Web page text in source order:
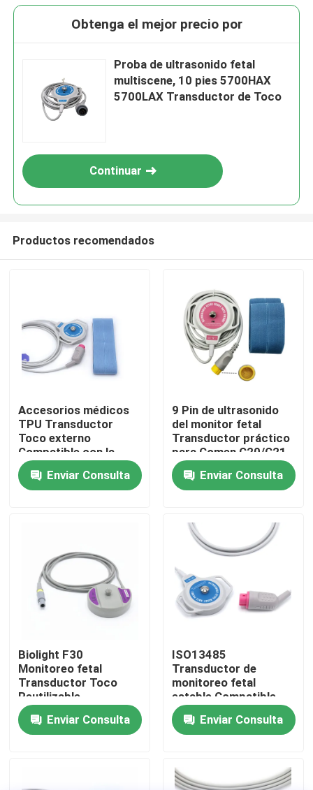
Productos
Sobre nosotros
Control de Calidad
Contacto
Solicitar una cotización
El cable del sensor Spo2
Sensor disponible SPO2
Obtenga el mejor precio por
Proba de ultrasonido fetal
multiscene, 10 pies 5700HAX
5700LAX Transductor de Toco
Continuar
Productos recomendados
Accesorios médicos
TPU Transductor
Toco externo
Compatible con la
sonda 2264HAX TOCO
Enviar Consulta
9 Pin de ultrasonido
del monitor fetal
Transductor práctico
para Comen C20/C21
Enviar Consulta
Biolight F30
Monitoreo fetal
Transductor Toco
Reutilizable
Multipurpose
Enviar Consulta
ISO13485
Transductor de
monitoreo fetal
estable Compatible
con el HP M1356A
Enviar Consulta